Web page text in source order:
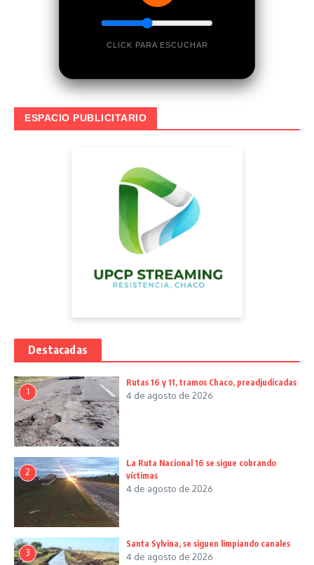
CLICK PARA ESCUCHAR
ESPACIO PUBLICITARIO
Destacadas
1
Rutas 16 y 11, tramos Chaco, preadjudicadas
4 de agosto de 2026
2
La Ruta Nacional 16 se sigue cobrando
víctimas
4 de agosto de 2026
3
Santa Sylvina, se siguen limpiando canales
4 de agosto de 2026